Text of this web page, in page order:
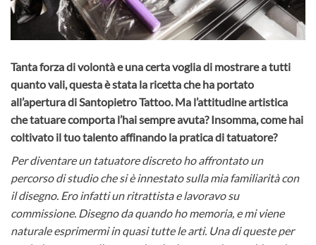
Tanta forza di volontà e una certa voglia di mostrare a tutti
quanto vali, questa è stata la ricetta che ha portato
all’apertura di Santopietro Tattoo. Ma l’attitudine artistica
che tatuare comporta l’hai sempre avuta? Insomma, come hai
coltivato il tuo talento affinando la pratica di tatuatore?
Per diventare un tatuatore discreto ho affrontato un
percorso di studio che si è innestato sulla mia familiarità con
il disegno. Ero infatti un ritrattista e lavoravo su
commissione. Disegno da quando ho memoria, e mi viene
naturale esprimermi in quasi tutte le arti. Una di queste per